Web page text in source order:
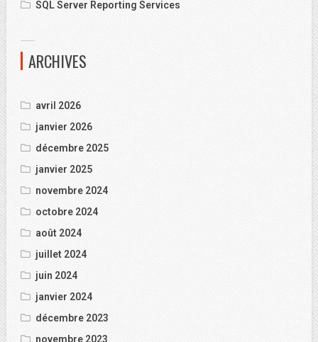
SQL Server Reporting Services
ARCHIVES
avril 2026
janvier 2026
décembre 2025
janvier 2025
novembre 2024
octobre 2024
août 2024
juillet 2024
juin 2024
janvier 2024
décembre 2023
novembre 2023